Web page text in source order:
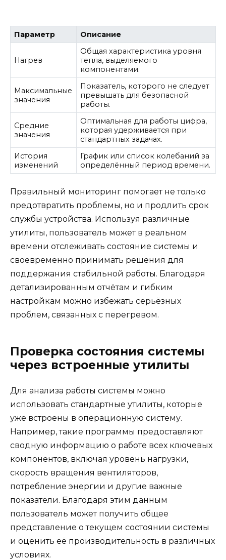
Параметр Описание
Нагрев
Общая характеристика уровня
тепла, выделяемого
компонентами.
Максимальные
значения
Показатель, которого не следует
превышать для безопасной
работы.
Средние
значения
Оптимальная для работы цифра,
которая удерживается при
стандартных задачах.
История
изменений
График или список колебаний за
определённый период времени.
Правильный мониторинг помогает не только
предотвратить проблемы, но и продлить срок
службы устройства. Используя различные
утилиты, пользователь может в реальном
времени отслеживать состояние системы и
своевременно принимать решения для
поддержания стабильной работы. Благодаря
детализированным отчётам и гибким
настройкам можно избежать серьёзных
проблем, связанных с перегревом.
Проверка состояния системы
через встроенные утилиты
Для анализа работы системы можно
использовать стандартные утилиты, которые
уже встроены в операционную систему.
Например, такие программы предоставляют
сводную информацию о работе всех ключевых
компонентов, включая уровень нагрузки,
скорость вращения вентиляторов,
потребление энергии и другие важные
показатели. Благодаря этим данным
пользователь может получить общее
представление о текущем состоянии системы
и оценить её производительность в различных
условиях.